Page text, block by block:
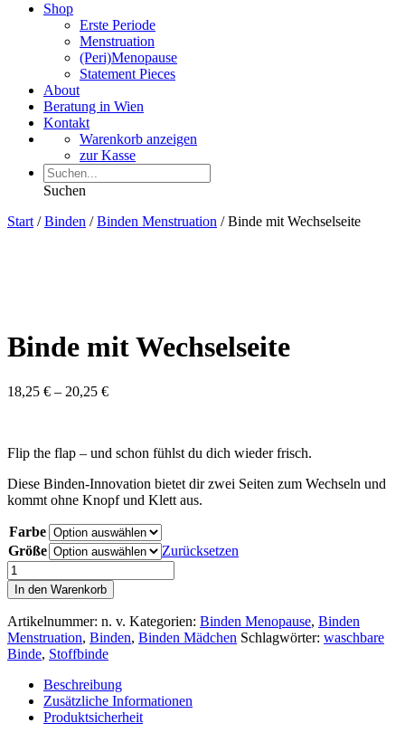
Shop
Erste Periode
Menstruation
(Peri)Menopause
Statement Pieces
About
Beratung in Wien
Kontakt
Warenkorb anzeigen
zur Kasse
Suchen
Start /Binden /Binden Menstruation / Binde mit Wechselseite
Binde mit Wechselseite
18,25 € – 20,25 €
Flip the flap – und schon fühlst du dich wieder frisch.
Diese Binden-Innovation bietet dir zwei Seiten zum Wechseln und
kommt ohne Knopf und Klett aus.
Farbe
Größe
Zurücksetzen
Binde
mit
Wechselseite
Menge
In den Warenkorb
Artikelnummer: n. v. Kategorien: Binden Menopause, Binden
Menstruation, Binden, Binden Mädchen Schlagwörter: waschbare
Binde, Stoffbinde
Beschreibung
Zusätzliche Informationen
Produktsicherheit